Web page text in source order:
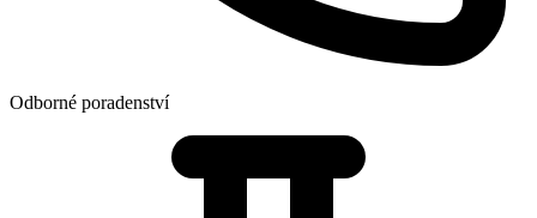
Odborné poradenství